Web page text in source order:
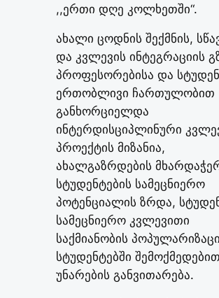
,,ერთი დღე კოლხეთში“.
ახალი ცოდნის შექმნის,
და კვლევის ინტეგრაციის
პროფესორებისა და
ერთობლივი ჩართულობით
განხორციელდა
ინტერდისციპლინური
პროექტის მიზანია,
ახალგაზრდების
სტუდენტების სამეცნიერო
პოტენციალის ზრდა,
სამეცნიერო კვლევითი
საქმიანობის
სტუდენტებში
უნარების განვითარება.